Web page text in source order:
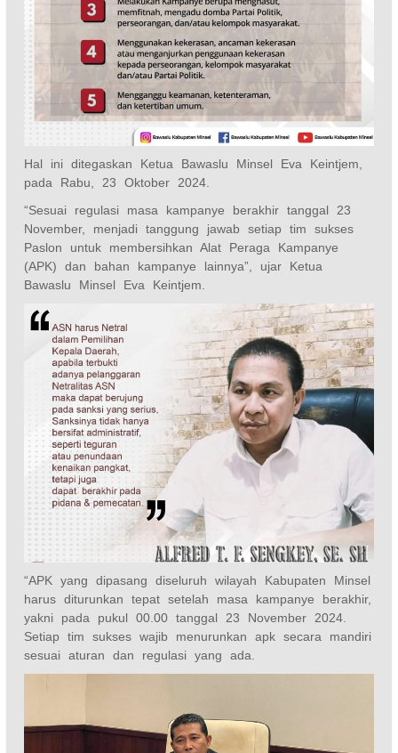
Hal ini ditegaskan Ketua Bawaslu Minsel Eva Keintjem,
pada Rabu, 23 Oktober 2024.
“Sesuai regulasi masa kampanye berakhir tanggal 23
November, menjadi tanggung jawab setiap tim sukses
Paslon untuk membersihkan Alat Peraga Kampanye
(APK) dan bahan kampanye lainnya”, ujar Ketua
Bawaslu Minsel Eva Keintjem.
“APK yang dipasang diseluruh wilayah Kabupaten Minsel
harus diturunkan tepat setelah masa kampanye berakhir,
yakni pada pukul 00.00 tanggal 23 November 2024.
Setiap tim sukses wajib menurunkan apk secara mandiri
sesuai aturan dan regulasi yang ada.